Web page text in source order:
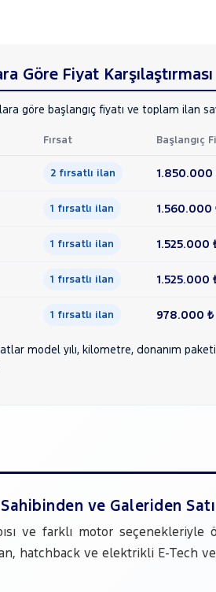
Göre Fiyat Karşılaştırması
göre başlangıç fiyatı ve toplam ilan
Fırsat Başlangıç
2 fırsatlı ilan 1.850.000
1 fırsatlı ilan 1.560.000
1 fırsatlı ilan 1.525.000
1 fırsatlı ilan 1.525.000
1 fırsatlı ilan 978.000 ₺
model yılı, kilometre, donanım
ve Galeriden
ve farklı motor
hatchback ve elektrikli E-Tech